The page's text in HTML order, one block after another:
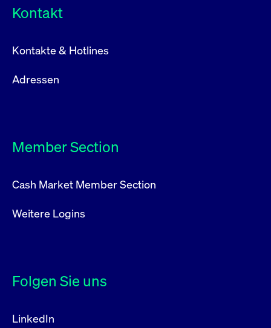
Kontakt
Kontakte & Hotlines
Adressen
Member Section
Cash Market Member Section
Weitere Logins
Folgen Sie uns
LinkedIn